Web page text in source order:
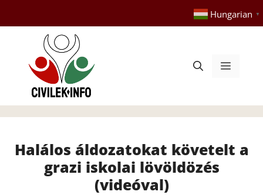
tartalomba
Hungarian ▼
Menü
Halálos áldozatokat követelt a
grazi iskolai lövöldözés
(videóval)